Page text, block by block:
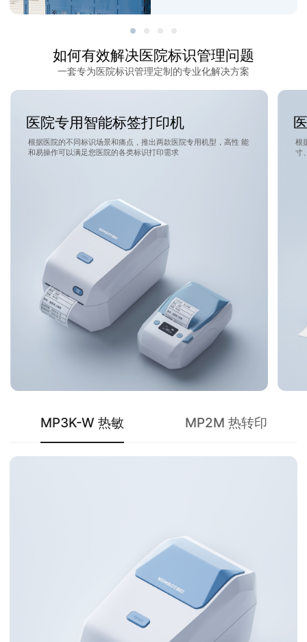
如何有效解决医院标识管理问题
一套专为医院标识管理定制的专业化解决方案
医院专用智能标签打印机
根据医院的不同标识场景和痛点，推出两款医院专用机型，高性 能
和易操作可以满足您医院的各类标识打印需求
根
寸
MP3K-W 热敏 MP2M 热转印